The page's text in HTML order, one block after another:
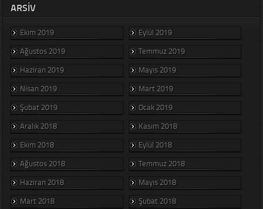
ARSIV
Ekim 2019
Eylül 2019
Ağustos 2019
Temmuz 2019
Haziran 2019
Mayıs 2019
Nisan 2019
Mart 2019
Şubat 2019
Ocak 2019
Aralık 2018
Kasım 2018
Ekim 2018
Eylül 2018
Ağustos 2018
Temmuz 2018
Haziran 2018
Mayıs 2018
Mart 2018
Şubat 2018